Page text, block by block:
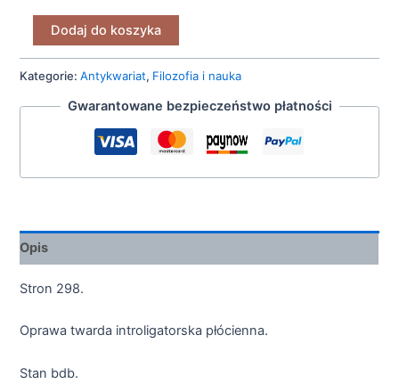
Dodaj do koszyka
Kategorie:Antykwariat, Filozofia i nauka
Gwarantowane bezpieczeństwo płatności
Opis
Stron 298.
Oprawa twarda introligatorska płócienna.
Stan bdb.